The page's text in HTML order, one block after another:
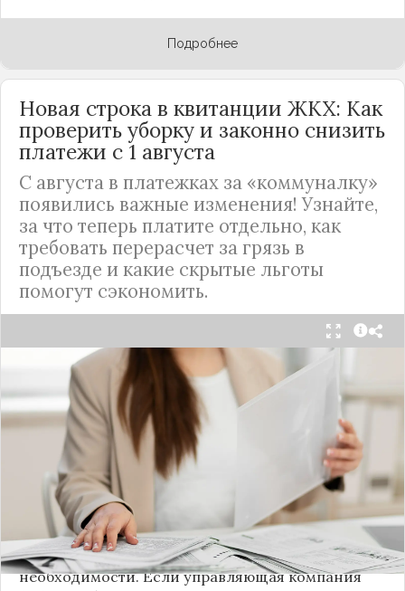
Подробнее
Новая строка в квитанции ЖКХ: Как
проверить уборку и законно снизить
платежи с 1 августа
С августа в платежках за «коммуналку»
появились важные изменения! Узнайте,
за что теперь платите отдельно, как
требовать перерасчет за грязь в
подъезде и какие скрытые льготы
помогут сэкономить.
С 1 августа в квитанциях за жилищно-
коммунальные услуги введено важное
новшество. Как поясняет автор канала "ВЗО
ProДеньги", теперь уборка мест общего
пользования (МОП) выделена в отдельную
строку. Это дает жильцам четкое понимание, за
что именно они платят.
Новые нормы строго регламентируют частоту
уборки: мытье полов и лестниц должно
проводиться несколько раз в неделю, удаление
пыли – еженедельно, а уборка снега – по мере
необходимости. Если управляющая компания